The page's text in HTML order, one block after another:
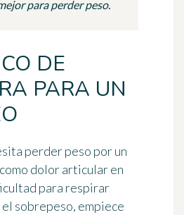
para perder peso.
DE
PARA UN
perder peso por un
dolor articular en
para respirar
sobrepeso, empiece